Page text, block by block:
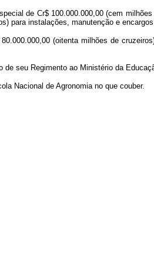
de Cr$ 100.000.000,00 (cem
para instalações, manutenção e
(oitenta milhões de
seu Regimento ao Ministério da
Nacional de Agronomia no que couber.